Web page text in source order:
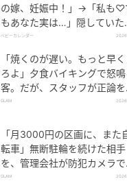
の嫁、妊娠中！」→「私も♡
もあなた実は…」隠していた
実を暴露した結果
ベビーカレンダー
「焼くのが遅い。もっと早
ろよ」夕食バイキングで怒鳴
客。だが、スタッフが正論を
べた結果
GLAM
「月3000円の区画に、また
転車」無断駐輪を続けた相手
を、管理会社が防犯カメラで
定した朝
GLAM